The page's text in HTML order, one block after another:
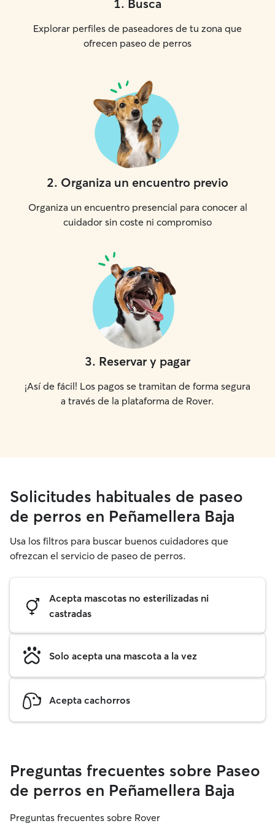
1. Busca
Explorar perfiles de paseadores de tu zona que
ofrecen paseo de perros
2. Organiza un encuentro previo
Organiza un encuentro presencial para conocer al
cuidador sin coste ni compromiso
3. Reservar y pagar
¡Así de fácil! Los pagos se tramitan de forma segura
a través de la plataforma de Rover.
Solicitudes habituales de paseo
de perros en Peñamellera Baja
Usa los filtros para buscar buenos cuidadores que
ofrezcan el servicio de paseo de perros.
Acepta mascotas no esterilizadas ni
castradas
Solo acepta una mascota a la vez
Acepta cachorros
Preguntas frecuentes sobre Paseo
de perros en Peñamellera Baja
Preguntas frecuentes sobre Rover